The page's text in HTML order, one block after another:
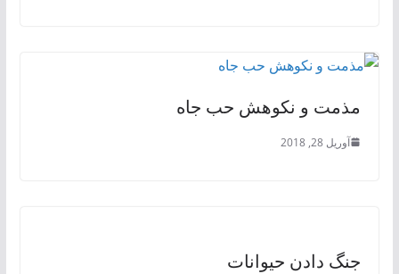
مذمت و نکوهش حب جاه
آوریل 28, 2018
جنگ دادن حيوانات